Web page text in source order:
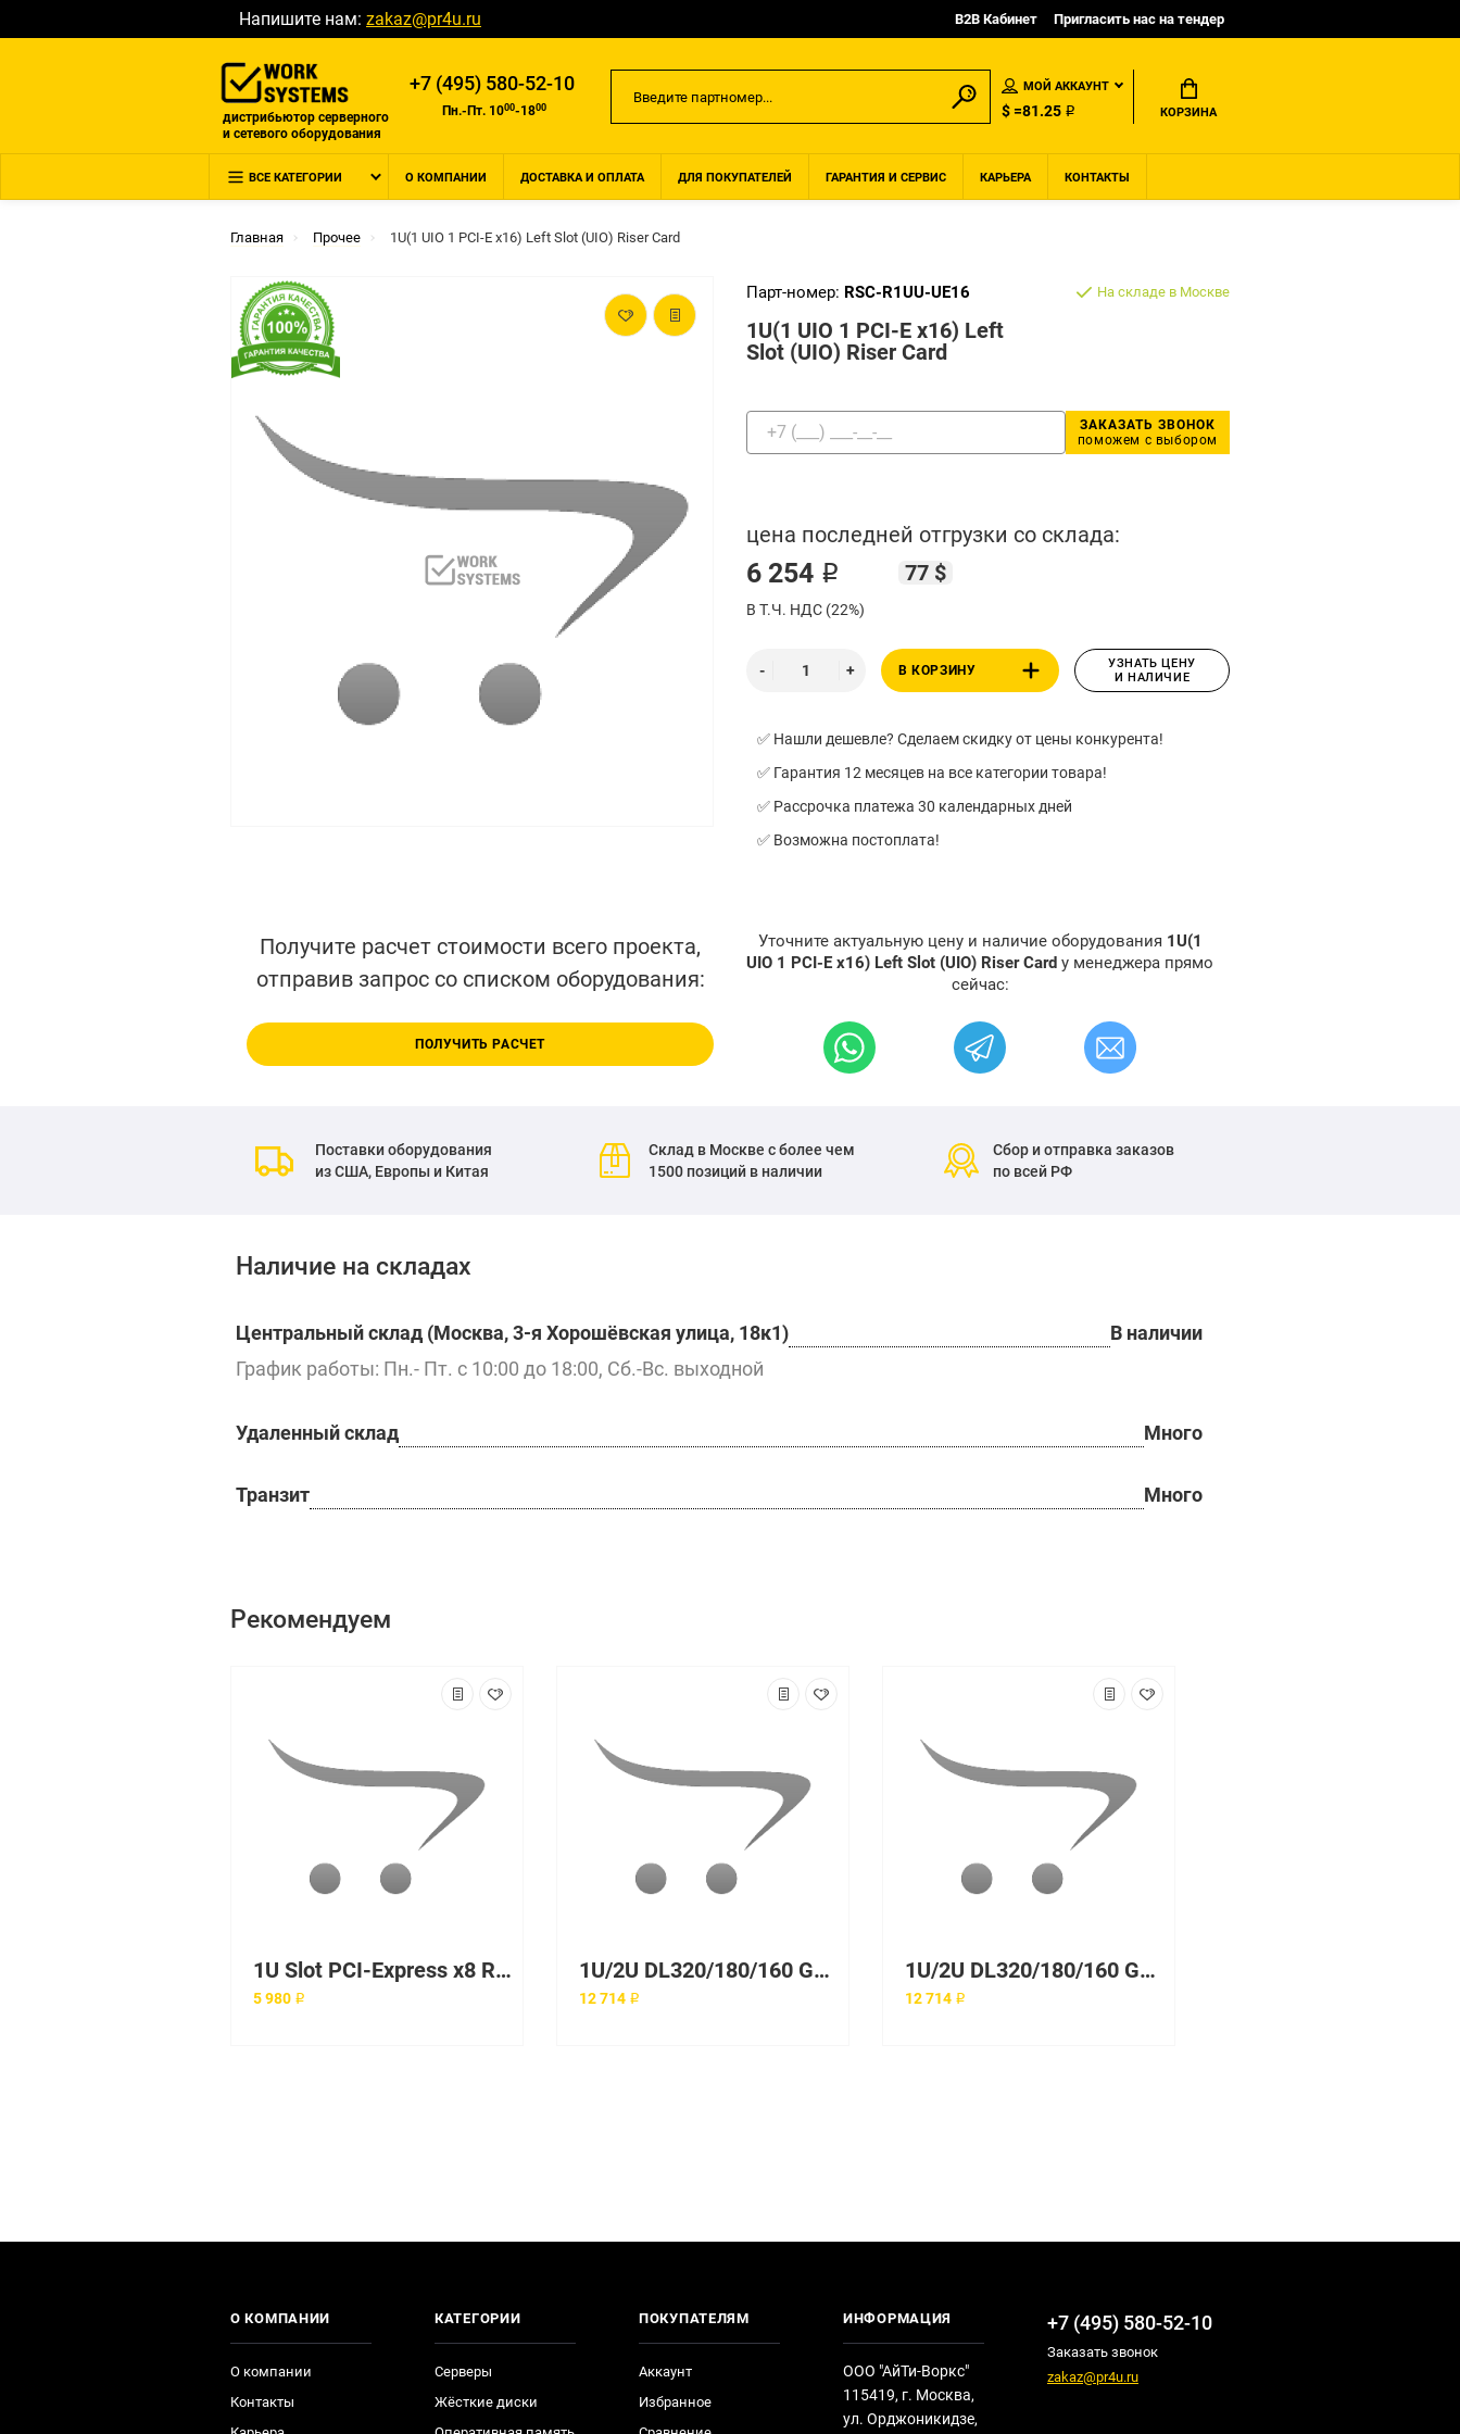
Напишите нам: zakaz@pr4u.ru B2B Кабинет Пригласить нас на тендер
дистрибьютор серверного
и сетевого оборудования
+7 (495) 580-52-10
Пн.-Пт. 1000-1800
МОЙ АККАУНТ
$ =81.25 ₽ КОРЗИНА
ВСЕ КАТЕГОРИИ О КОМПАНИИ ДОСТАВКА И ОПЛАТА ДЛЯ ПОКУПАТЕЛЕЙ ГАРАНТИЯ И СЕРВИС КАРЬЕРА КОНТАКТЫ
Главная Прочее 1U(1 UIO 1 PCI-E x16) Left Slot (UIO) Riser Card
Парт-номер: RSC-R1UU-UE16
1U(1 UIO 1 PCI-E x16) Left
Slot (UIO) Riser Card
На складе в Москве
ЗАКАЗАТЬ ЗВОНОК
поможем с выбором
цена последней отгрузки со склада:
6 254 ₽ 77 $
В Т.Ч. НДС (22%)
В КОРЗИНУ
УЗНАТЬ ЦЕНУ
И НАЛИЧИЕ
✅ Нашли дешевле? Сделаем скидку от цены конкурента!
✅ Гарантия 12 месяцев на все категории товара!
✅ Рассрочка платежа 30 календарных дней
✅ Возможна постоплата!
Получите расчет стоимости всего проекта,
отправив запрос со списком оборудования:
ПОЛУЧИТЬ РАСЧЕТ
Уточните актуальную цену и наличие оборудования 1U(1
UIO 1 PCI-E x16) Left Slot (UIO) Riser Card у менеджера прямо
сейчас:
Поставки оборудования
из США, Европы и Китая
Склад в Москве с более чем
1500 позиций в наличии
Сбор и отправка заказов
по всей РФ
Наличие на складах
Центральный склад (Москва, 3-я Хорошёвская улица, 18к1)
В наличии
График работы: Пн.- Пт. с 10:00 до 18:00, Сб.-Вс. выходной
Удаленный склад Много
Транзит Много
Рекомендуем
1U Slot PCI-Express x8 Riser Card REV 3.0
5 980 ₽
1U/2U DL320/180/160 G6 Rail Kit
12 714 ₽
1U/2U DL320/180/160 G6 Rail Kit
12 714 ₽
О КОМПАНИИ
О компании
Контакты
КАТЕГОРИИ
Серверы
Жёсткие диски
ПОКУПАТЕЛЯМ
Аккаунт
Избранное
ИНФОРМАЦИЯ
ООО "АйТи-Воркс"
115419, г. Москва,
ул. Орджоникидзе,
+7 (495) 580-52-10
Заказать звонок
zakaz@pr4u.ru